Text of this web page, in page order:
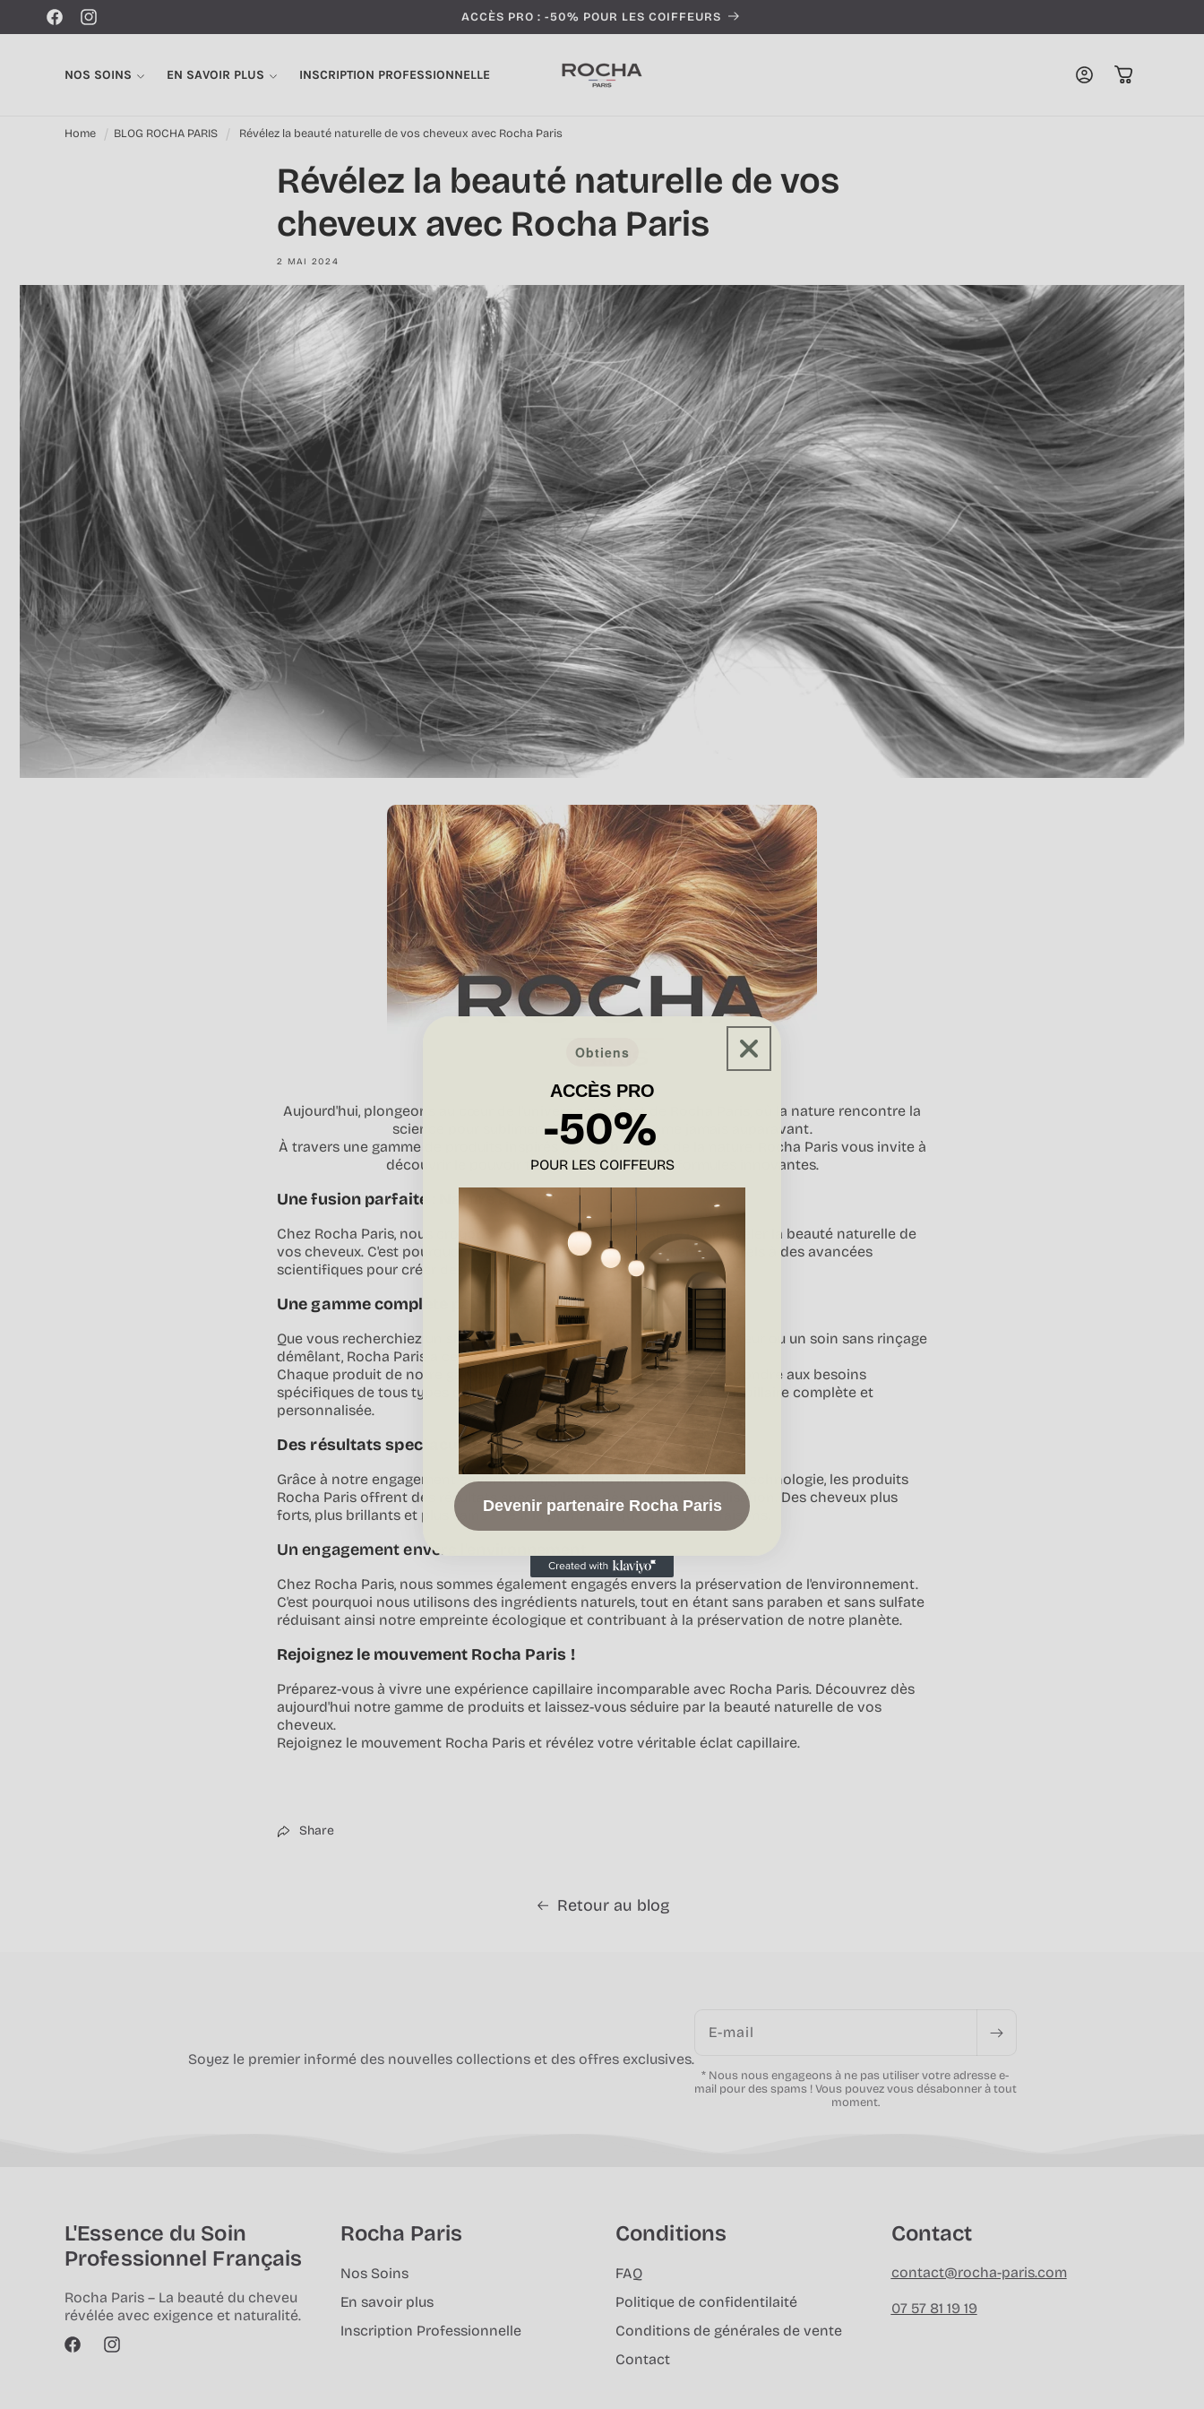
passer au
contenu
FacebookInstagram ACCÈS PRO : -50% POUR LES COIFFEURS
NOS SOINS EN SAVOIR PLUS INSCRIPTION PROFESSIONNELLE Connexion Panier
Home BLOG ROCHA PARIS Révélez la beauté naturelle de vos cheveux avec Rocha Paris
Révélez la beauté naturelle de vos
cheveux avec Rocha Paris
2 MAI 2024
Aujourd'hui, plongeons au cœur de l'univers envoûtant de Rocha Paris, où la nature rencontre la
science pour sublimer vos cheveux comme jamais auparavant.
À travers une gamme de produits inspirés par les bienfaits de la nature, Rocha Paris vous invite à
découvrir le pouvoir transformateur de ses formules innovantes.
Une fusion parfaite : Nature et Science
Chez Rocha Paris, nous croyons en la puissance de la nature pour révéler la beauté naturelle de
vos cheveux. C'est pourquoi nous avons associé des ingrédients naturels à des avancées
scientifiques pour créer des produits capillaires d'exception.
Une gamme complète pour tous vos besoins !
Que vous recherchiez un shampooing nourrissant, un masque réparateur ou un soin sans rinçage
démêlant, Rocha Paris a ce qu'il vous faut.
Chaque produit de notre gamme a été spécialement formulé pour répondre aux besoins
spécifiques de tous types de cheveux, vous offrant une expérience capillaire complète et
personnalisée.
Des résultats spectaculaires, naturellement.
Grâce à notre engagement envers des ingrédients naturels et à notre technologie, les produits
Rocha Paris offrent des résultats spectaculaires dès la première utilisation. Des cheveux plus
forts, plus brillants et plus sains - c'est la promesse que nous vous faisons.
Un engagement envers l'environnement.
Chez Rocha Paris, nous sommes également engagés envers la préservation de l'environnement.
C'est pourquoi nous utilisons des ingrédients naturels, tout en étant sans paraben et sans sulfate
réduisant ainsi notre empreinte écologique et contribuant à la préservation de notre planète.
Rejoignez le mouvement Rocha Paris !
Préparez-vous à vivre une expérience capillaire incomparable avec Rocha Paris. Découvrez dès
aujourd'hui notre gamme de produits et laissez-vous séduire par la beauté naturelle de vos
cheveux.
Rejoignez le mouvement Rocha Paris et révélez votre véritable éclat capillaire.
Share
Retour au blog
Soyez le premier informé des nouvelles collections et des offres exclusives.
E-mail
* Nous nous engageons à ne pas utiliser votre adresse e-
mail pour des spams ! Vous pouvez vous désabonner à tout
moment.
L'Essence du Soin
Professionnel Français
Rocha Paris – La beauté du cheveu
révélée avec exigence et naturalité.
FacebookInstagram
Rocha Paris
Nos Soins
En savoir plus
Inscription Professionnelle
Conditions
FAQ
Politique de confidentilaité
Conditions de générales de vente
Contact
Contact
contact@rocha-paris.com
07 57 81 19 19
Obtiens
ACCÈS PRO
-50%
POUR LES COIFFEURS
Devenir partenaire Rocha Paris